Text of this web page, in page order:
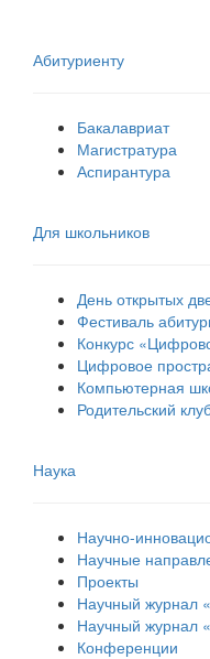
Абитуриенту
Бакалавриат
Магистратура
Аспирантура
Для школьников
День открытых
Фестиваль
Конкурс
Цифровое
Компьютерная
Родительский
Наука
Научно-
Научные
Проекты
Научный журнал
Научный журнал
Конференции